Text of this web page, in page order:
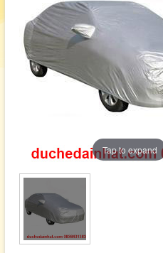
Tap to expand